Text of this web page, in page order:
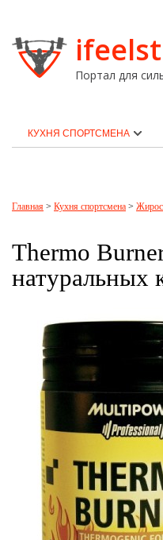
Портал для
КУХНЯ СПОРТСМЕНА
Главная > Кухня спортсмена >
Thermo
натуральных